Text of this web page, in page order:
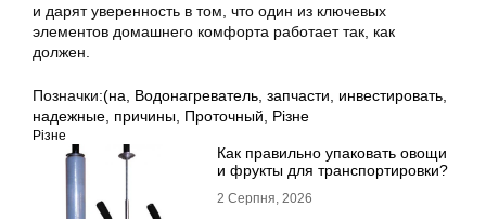
и дарят уверенность в том, что один из ключевых
элементов домашнего комфорта работает так, как
должен.
Позначки:(на Водонагреватель запчасти инвестировать
надежные причины Проточный Різне
Різне
Как правильно упаковать овощи
и фрукты для транспортировки?
2 Серпня, 2026